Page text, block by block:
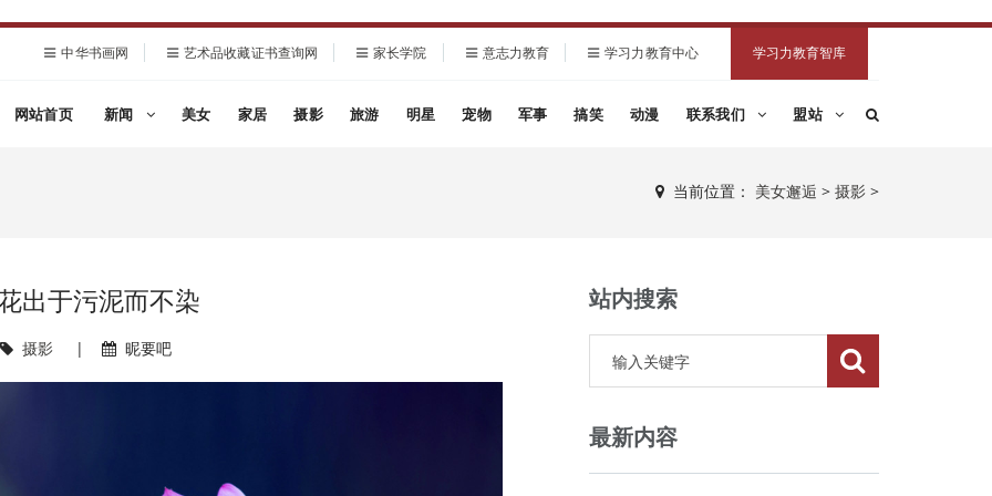
中华书画网 艺术品收藏证书查询网 家长学院 意志力教育 学习力教育中心 学习力教育智库
网站首页 新闻 美女 家居 摄影 旅游 明星 宠物 军事 搞笑 动漫 联系我们 盟站
当前位置： 美女邂逅 > 摄影 >
出于污泥而不染
摄影 | 昵要吧
站内搜索
最新内容